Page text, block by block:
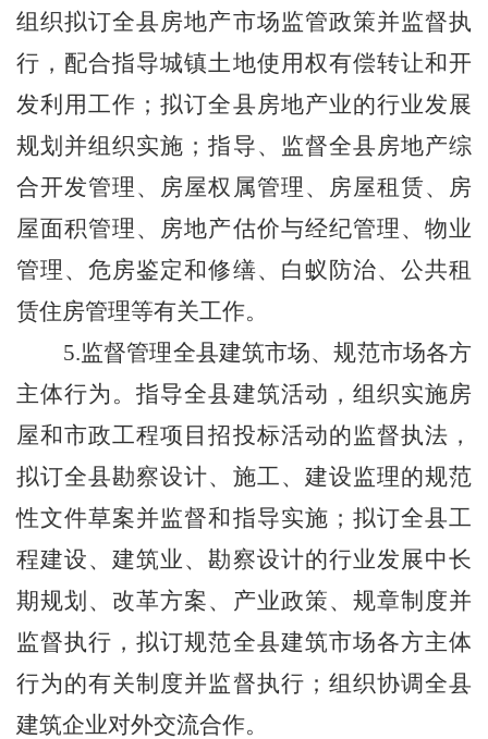
组织拟订全县房地产市场监管政策并监督执
行，配合指导城镇土地使用权有偿转让和开
发利用工作；拟订全县房地产业的行业发展
规划并组织实施； 指导、监督全县房地产综
合开发管理 、房屋权属管理、房屋租赁、房
屋面积管理、房地产估价与经纪管理、物业
管理、危房鉴定和修缮、白蚁防治、 公共租
赁住房管理等有关工作。
5.监督管理全县建筑市场、规范市场各方
主体行为。指导全县建筑活动，组织实施房
屋和市政工程项目招投标活动的监督执法，
拟订全县勘察设计、施工、建设监理的规范
性文件草案并监督和指导实施；拟订全县工
程建设、建筑业、勘察设计的行业发展中长
期规划、改革方案、产业政策、规章制度并
监督执行，拟订规范全县建筑市场各方主体
行为的有关制度并监督执行；组织协调全县
建筑企业对外交流合作。